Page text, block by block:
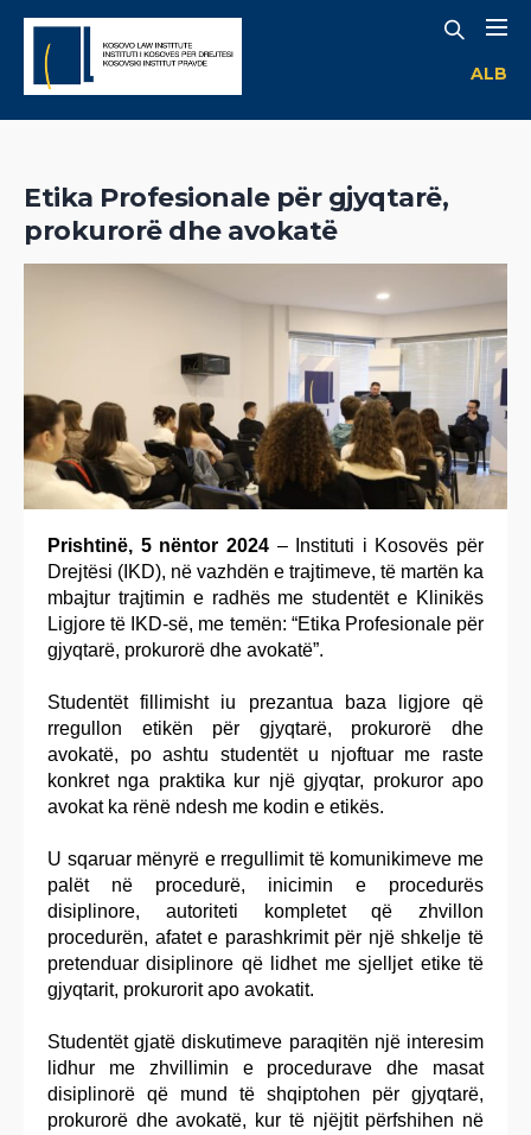
ALB
Etika Profesionale për gjyqtarë,
prokurorë dhe avokatë
Prishtinë, 5 nëntor 2024– Instituti i Kosovës për
Drejtësi (IKD), në vazhdën e trajtimeve, të martën ka
mbajtur trajtimin e radhës me studentët e Klinikës
Ligjore të IKD-së, me temën: “Etika Profesionale për
gjyqtarë, prokurorë dhe avokatë”.
Studentët fillimisht iu prezantua baza ligjore që
rregullon etikën për gjyqtarë, prokurorë dhe
avokatë, po ashtu studentët u njoftuar me raste
konkret nga praktika kur një gjyqtar, prokuror apo
avokat ka rënë ndesh me kodin e etikës.
U sqaruar mënyrë e rregullimit të komunikimeve me
palët në procedurë, inicimin e procedurës
disiplinore, autoriteti kompletet që zhvillon
procedurën, afatet e parashkrimit për një shkelje të
pretenduar disiplinore që lidhet me sjelljet etike të
gjyqtarit, prokurorit apo avokatit.
Studentët gjatë diskutimeve paraqitën një interesim
lidhur me zhvillimin e procedurave dhe masat
disiplinorë që mund të shqiptohen për gjyqtarë,
prokurorë dhe avokatë, kur të njëjtit përfshihen në